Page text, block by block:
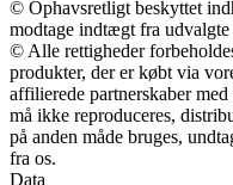
© Ophavsretligt beskyttet
modtage indtægt fra
© Alle rettigheder
produkter, der er købt via
affilierede partnerskaber
må ikke reproduceres,
på anden måde bruges,
fra os.
Data